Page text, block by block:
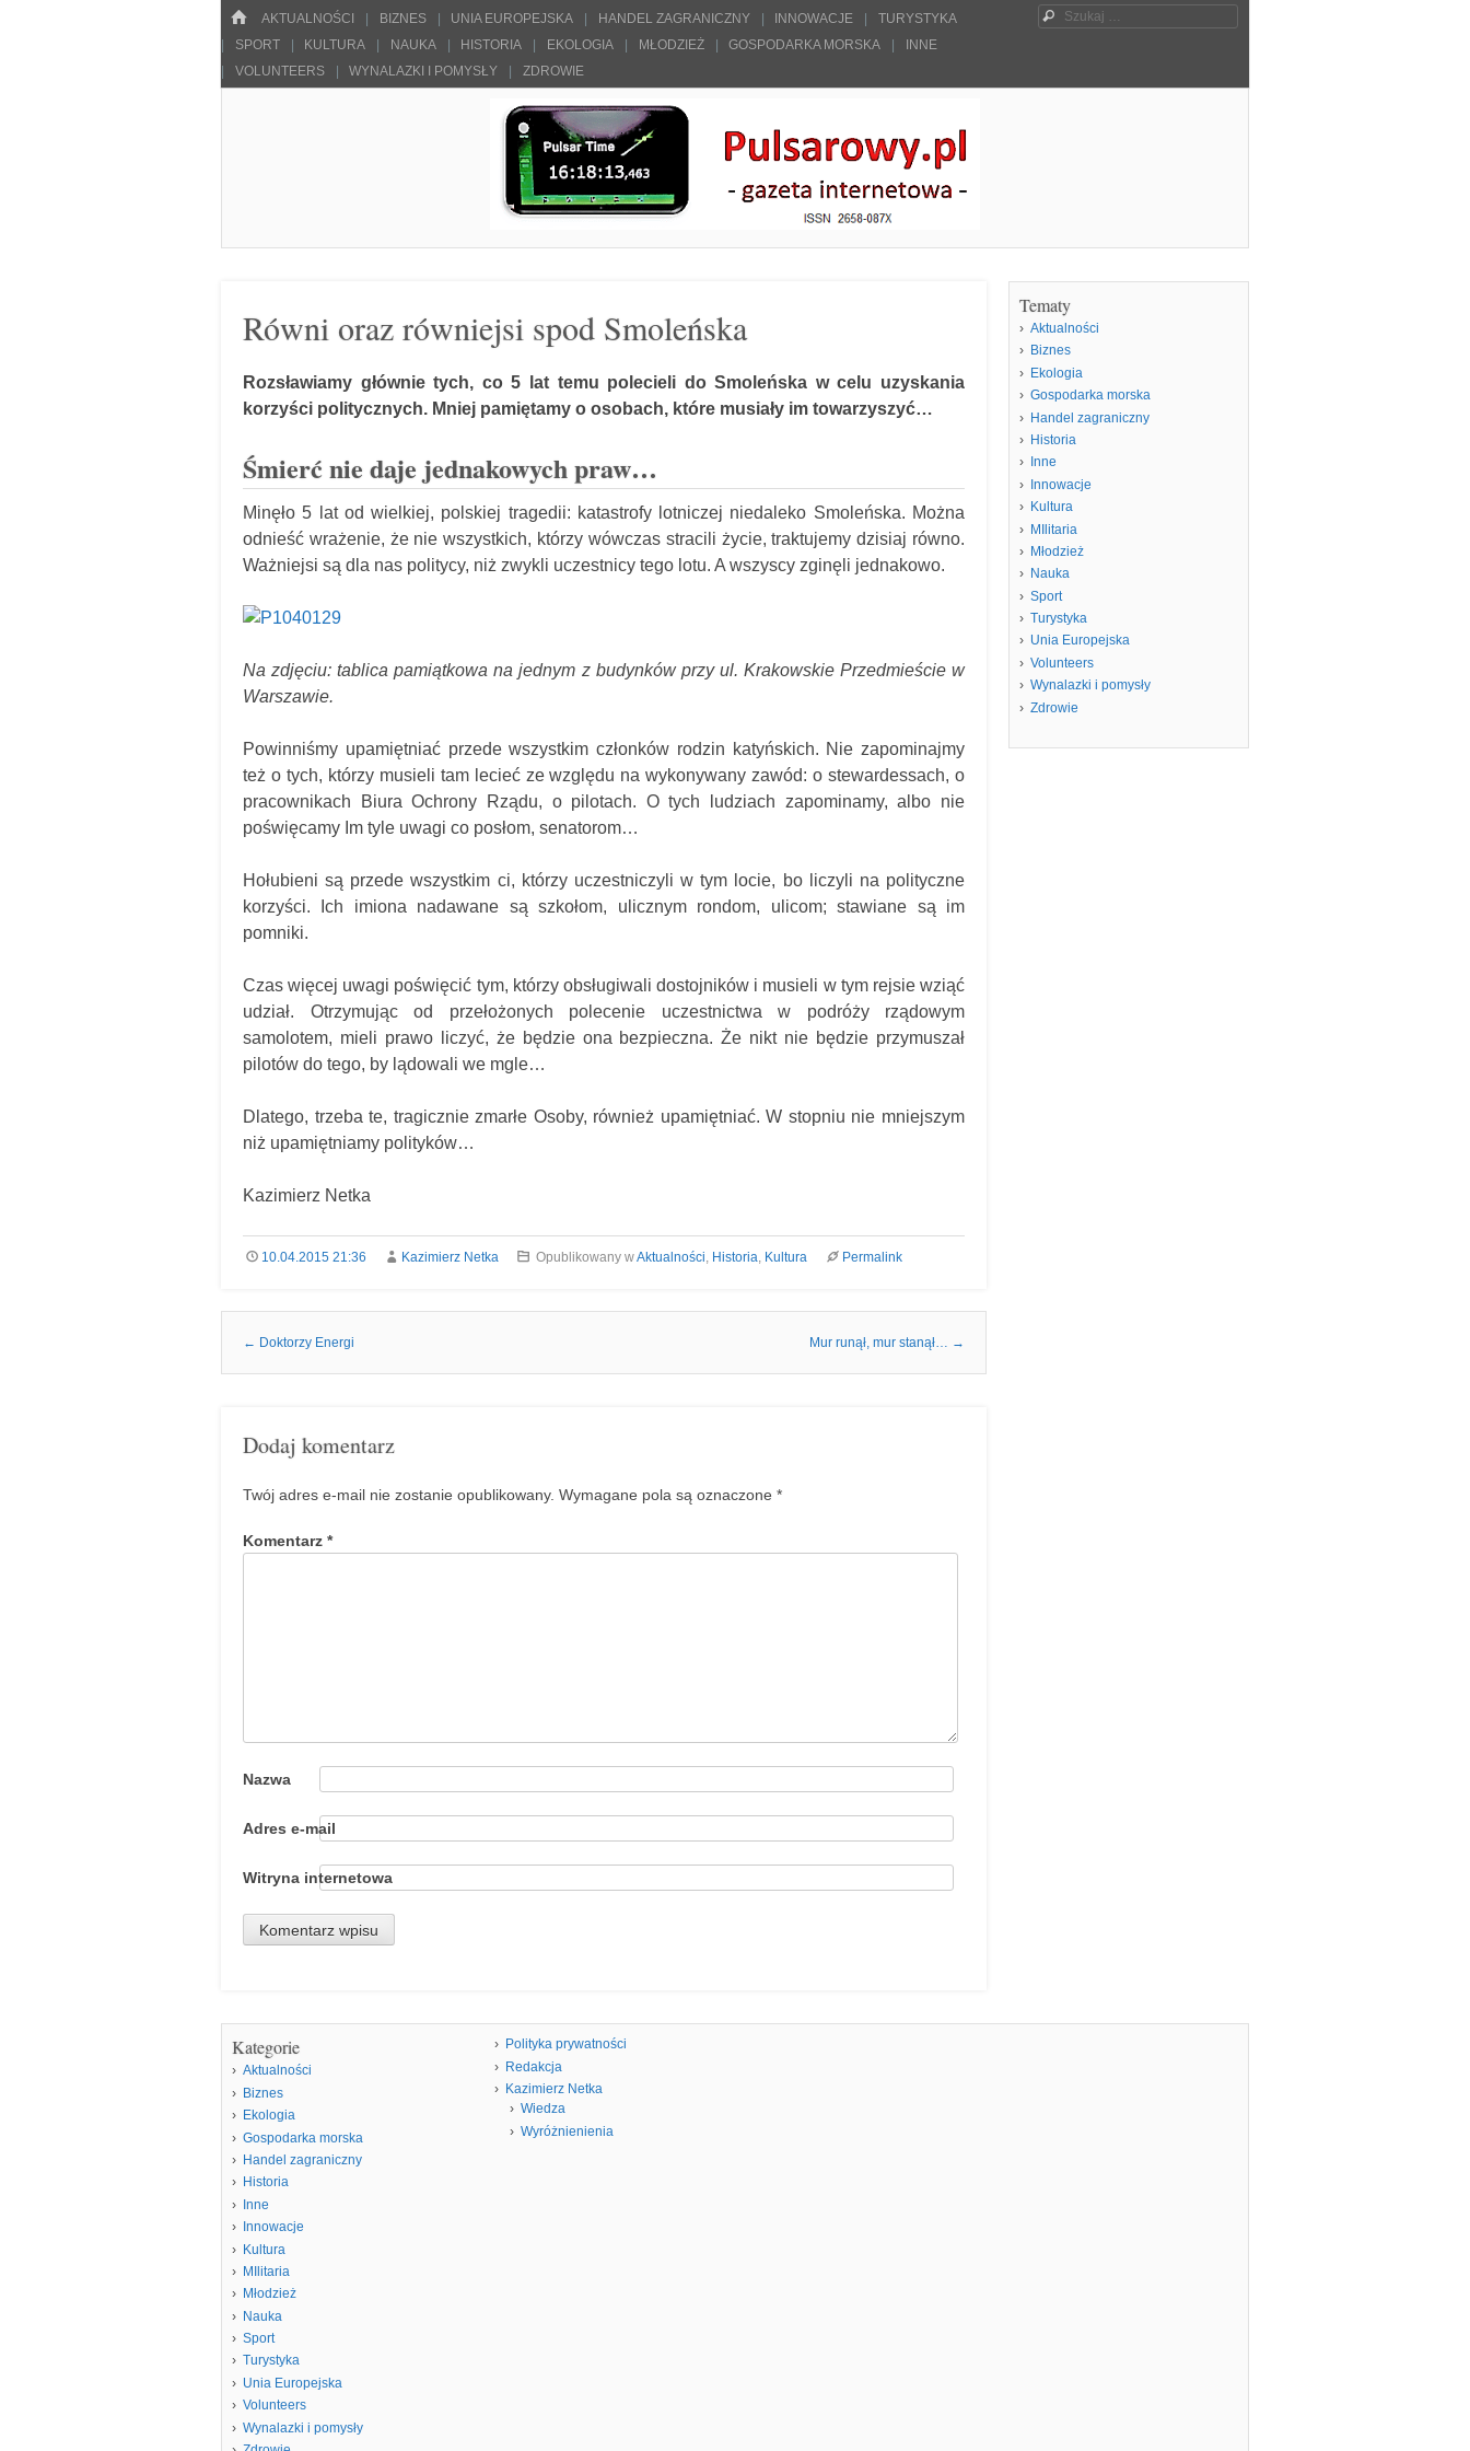
HOME
Menu
SKOCZ DO TREŚCI
AKTUALNOŚCI BIZNES UNIA EUROPEJSKA HANDEL ZAGRANICZNY INNOWACJE
TURYSTYKA
SPORT
KULTURA NAUKA HISTORIA EKOLOGIA MŁODZIEŻ GOSPODARKA MORSKA
INNE
VOLUNTEERS
WYNALAZKI I POMYSŁY ZDROWIE
Szukaj
Równi oraz równiejsi spod Smoleńska
Rozsławiamy głównie tych, co 5 lat temu polecieli do Smoleńska w celu uzyskania
korzyści politycznych. Mniej pamiętamy o osobach, które musiały im towarzyszyć…
Śmierć nie daje jednakowych praw…
Minęło 5 lat od wielkiej, polskiej tragedii: katastrofy lotniczej niedaleko Smoleńska. Można
odnieść wrażenie, że nie wszystkich, którzy wówczas stracili życie, traktujemy dzisiaj równo.
Ważniejsi są dla nas politycy, niż zwykli uczestnicy tego lotu. A wszyscy zginęli jednakowo.
Na zdjęciu: tablica pamiątkowa na jednym z budynków przy ul. Krakowskie Przedmieście w
Warszawie.
Powinniśmy upamiętniać przede wszystkim członków rodzin katyńskich. Nie zapominajmy
też o tych, którzy musieli tam lecieć ze względu na wykonywany zawód: o stewardessach, o
pracownikach Biura Ochrony Rządu, o pilotach. O tych ludziach zapominamy, albo nie
poświęcamy Im tyle uwagi co posłom, senatorom…
Hołubieni są przede wszystkim ci, którzy uczestniczyli w tym locie, bo liczyli na polityczne
korzyści. Ich imiona nadawane są szkołom, ulicznym rondom, ulicom; stawiane są im
pomniki.
Czas więcej uwagi poświęcić tym, którzy obsługiwali dostojników i musieli w tym rejsie wziąć
udział. Otrzymując od przełożonych polecenie uczestnictwa w podróży rządowym
samolotem, mieli prawo liczyć, że będzie ona bezpieczna. Że nikt nie będzie przymuszał
pilotów do tego, by lądowali we mgle…
Dlatego, trzeba te, tragicznie zmarłe Osoby, również upamiętniać. W stopniu nie mniejszym
niż upamiętniamy polityków…
Kazimierz Netka
10.04.2015 21:36 Kazimierz Netka Opublikowany wAktualności, Historia, Kultura Permalink
Nawigacja we wpisach
← Doktorzy Energi Mur runął, mur stanął… →
Dodaj komentarz
Twój adres e-mail nie zostanie opublikowany. Wymagane pola są oznaczone *
Komentarz *
Nazwa
Adres e-mail
Witryna internetowa
Tematy
Aktualności
Biznes
Ekologia
Gospodarka morska
Handel zagraniczny
Historia
Inne
Innowacje
Kultura
MIlitaria
Młodzież
Nauka
Sport
Turystyka
Unia Europejska
Volunteers
Wynalazki i pomysły
Zdrowie
Kategorie
Aktualności
Biznes
Ekologia
Gospodarka morska
Handel zagraniczny
Historia
Inne
Innowacje
Kultura
MIlitaria
Młodzież
Nauka
Sport
Turystyka
Unia Europejska
Volunteers
Wynalazki i pomysły
Polityka prywatności
Redakcja
Kazimierz Netka
Wiedza
Wyróżnienienia